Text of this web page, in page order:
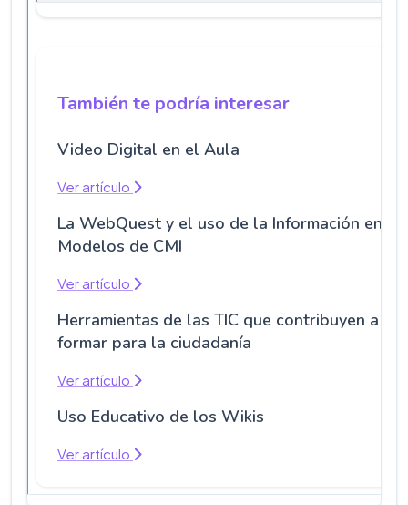
También te podría interesar
Video Digital en el Aula
Ver artículo
La WebQuest y el uso de la Información en
Modelos de CMI
Ver artículo
Herramientas de las TIC que contribuyen a
formar para la ciudadanía
Ver artículo
Uso Educativo de los Wikis
Ver artículo